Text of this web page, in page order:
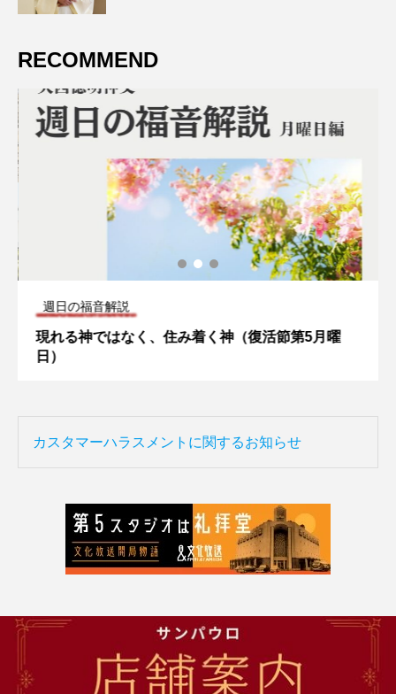
RECOMMEND
週日の福音解説
現れる神ではなく、住み着く神（復活節第5月曜
日）
カスタマーハラスメントに関するお知らせ